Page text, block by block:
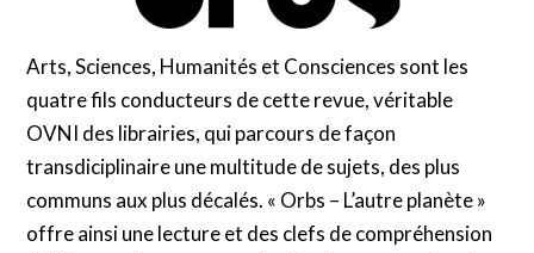
Arts, Sciences, Humanités et Consciences sont les
quatre fils conducteurs de cette revue, véritable
OVNI des librairies, qui parcours de façon
transdiciplinaire une multitude de sujets, des plus
communs aux plus décalés. « Orbs – L’autre planète »
offre ainsi une lecture et des clefs de compréhension